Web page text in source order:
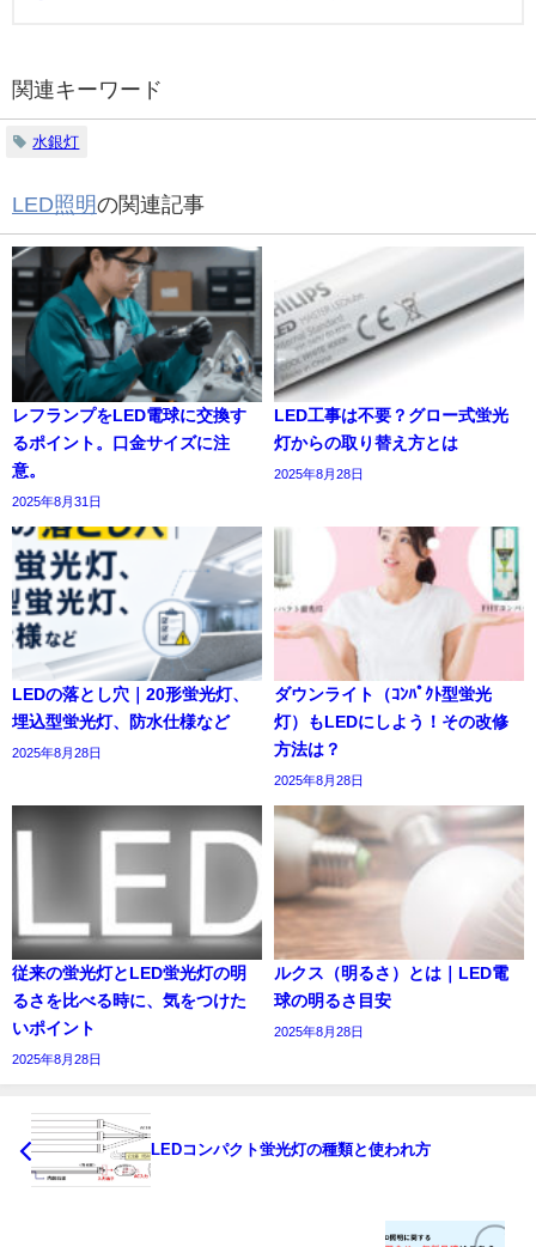
関連キーワード
水銀灯
LED照明の関連記事
レフランプをLED電球に交換す
るポイント。口金サイズに注
意。
2025年8月31日
LED工事は不要？グロー式蛍光
灯からの取り替え方とは
2025年8月28日
LEDの落とし穴｜20形蛍光灯、
埋込型蛍光灯、防水仕様など
2025年8月28日
ダウンライト（ｺﾝﾊﾟｸﾄ型蛍光
灯）もLEDにしよう！その改修
方法は？
2025年8月28日
従来の蛍光灯とLED蛍光灯の明
るさを比べる時に、気をつけた
いポイント
2025年8月28日
ルクス（明るさ）とは｜LED電
球の明るさ目安
2025年8月28日
LEDコンパクト蛍光灯の種類と使われ方